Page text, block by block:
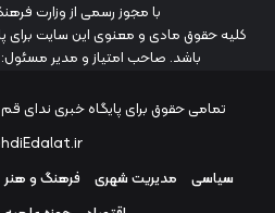
با مجوز رسمی از وزارت
کلیه حقوق مادی و معنوی این سایت
باشد. صاحب امتیاز و مدیر مسئول:
تمامی حقوق برای پایگاه خبری
سیاسی
مدیریت شهری فرهنگ و هنر